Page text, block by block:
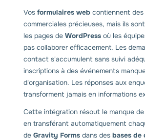
Vos formulaires web contiennent
commerciales précieuses, mais ils
les pages de WordPress où les
pas collaborer efficacement. Les
contact s'accumulent sans suivi
inscriptions à des événements
d'organisation. Les réponses aux
transforment jamais en informations
Cette intégration résout le manque
en transférant automatiquement
de Gravity Forms dans des bases de